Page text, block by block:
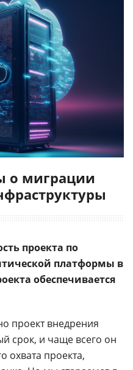
о миграции
проекта по
платформы в
обеспечивается
проект внедрения
срок, и чаще всего он
охвата проекта,